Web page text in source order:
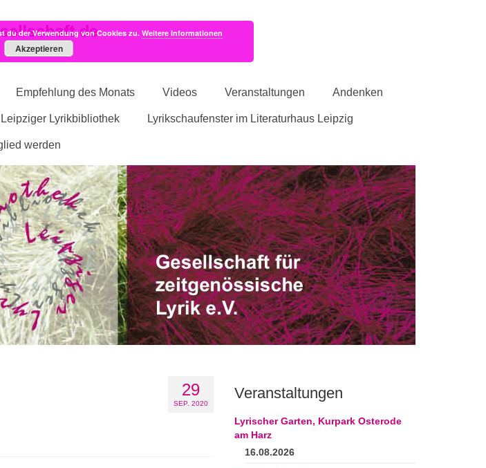
Empfehlung des Monats Videos Veranstaltungen Andenken
Leipziger Lyrikbibliothek Lyrikschaufenster im Literaturhaus Leipzig
werden
29
SEP. 2020
Veranstaltungen
Lyrischer Garten, Kurpark Osterode
am Harz
16.08.2026
du der Verwendung von Cookies zu.Weitere Informationen
Akzeptieren